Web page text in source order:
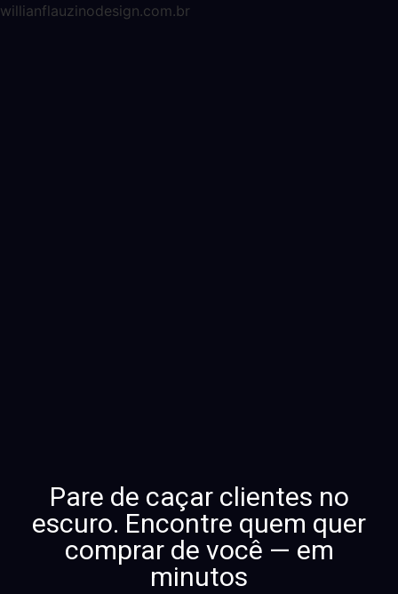
willianflauzinodesign.com.br
Pare de caçar clientes no
escuro. Encontre quem quer
comprar de você — em
minutos